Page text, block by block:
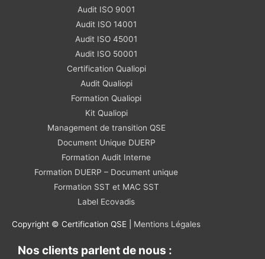
Audit ISO 9001
Audit ISO 14001
Audit ISO 45001
Audit ISO 50001
Certification Qualiopi
Audit Qualiopi
Formation Qualiopi
Kit Qualiopi
Management de transition QSE
Document Unique DUERP
Formation Audit Interne
Formation DUERP – Document unique
Formation SST et MAC SST
Label Ecovadis
Copyright © Certification QSE | Mentions Légales
Nos clients parlent de nous :